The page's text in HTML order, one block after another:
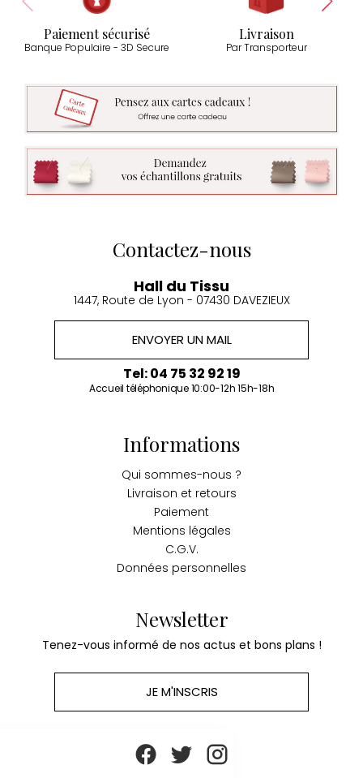
Paiement sécurisé
Banque Populaire - 3D Secure
Livraison
Par Transporteur
Contactez-nous
Hall du Tissu
1447, Route de Lyon - 07430 DAVEZIEUX
ENVOYER UN MAIL
Tel: 04 75 32 92 19
Accueil téléphonique 10:00-12h 15h-18h
Informations
Qui sommes-nous ?
Livraison et retours
Paiement
Mentions légales
C.G.V.
Données personnelles
Newsletter
Tenez-vous informé de nos actus et bons plans !
JE M'INSCRIS